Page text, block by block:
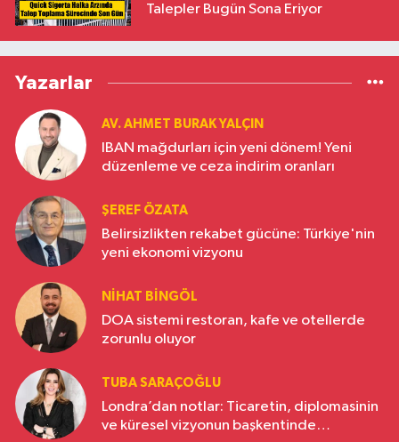
Talepler Bugün Sona Eriyor
Yazarlar
AV. AHMET BURAK YALÇIN
IBAN mağdurları için yeni dönem! Yeni
düzenleme ve ceza indirim oranları
ŞEREF ÖZATA
Belirsizlikten rekabet gücüne: Türkiye'nin
yeni ekonomi vizyonu
NIHAT BINGÖL
DOA sistemi restoran, kafe ve otellerde
zorunlu oluyor
TUBA SARAÇOĞLU
Londra’dan notlar: Ticaretin, diplomasinin
ve küresel vizyonun başkentinde